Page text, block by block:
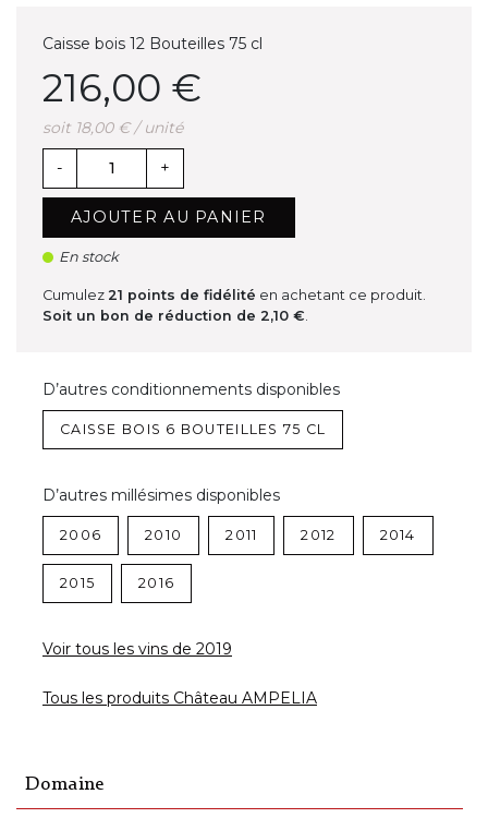
Caisse bois 12 Bouteilles 75 cl
216,00 €
soit 18,00 € / unité
- +
AJOUTER AU PANIER
En stock
Cumulez 21 points de fidélité en achetant ce produit.
Soit un bon de réduction de 2,10 €.
D’autres conditionnements disponibles
CAISSE BOIS 6 BOUTEILLES 75 CL
D’autres millésimes disponibles
2006 2010 2011 2012 2014
2015 2016
Voir tous les vins de 2019
Tous les produits Château AMPELIA
Domaine